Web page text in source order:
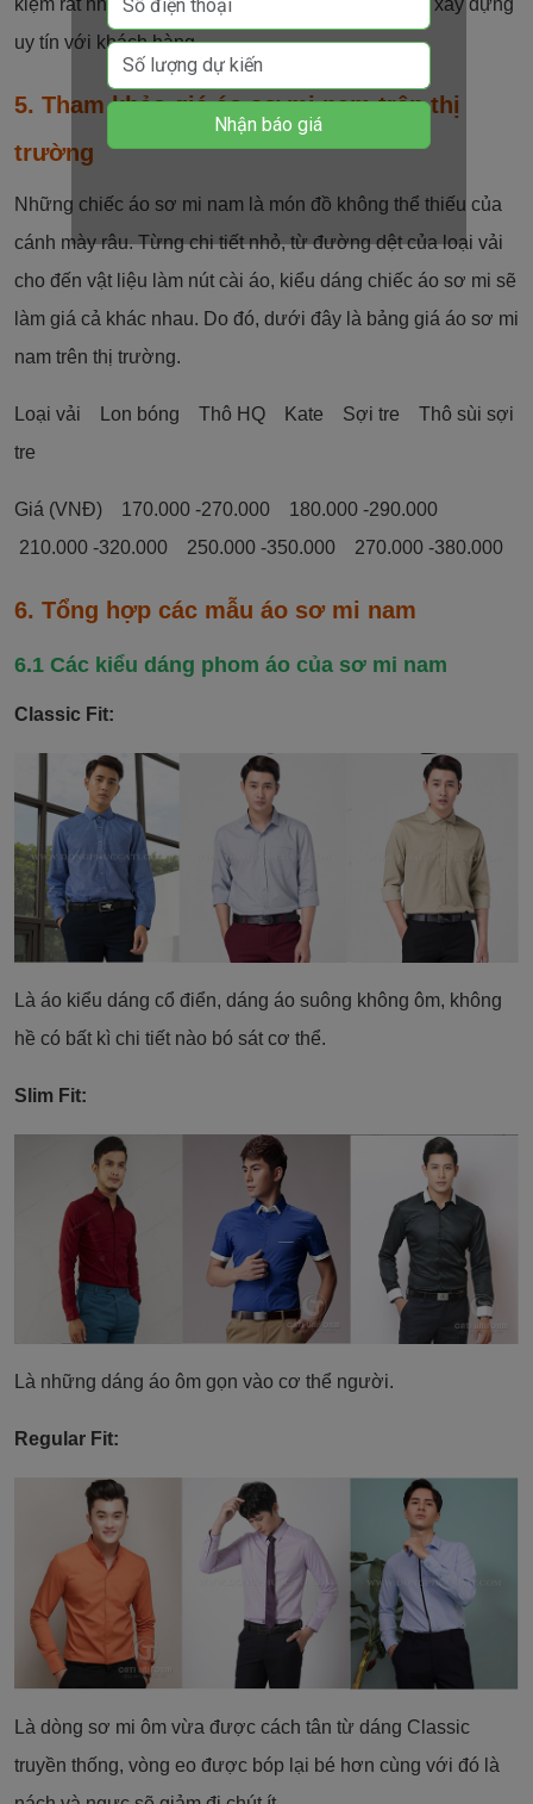
uy tín với khách hàng.
5. Tham khảo giá áo sơ mi nam trên thị
trường
Những chiếc áo sơ mi nam là món đồ không thể thiếu của
cánh mày râu. Từng chi tiết nhỏ, từ đường dệt của loại vải
cho đến vật liệu làm nút cài áo, kiểu dáng chiếc áo sơ mi sẽ
làm giá cả khác nhau. Do đó, dưới đây là bảng giá áo sơ mi
nam trên thị trường.
Loại vải Lon bóng Thô HQ Kate Sợi tre Thô sùi sợi
tre
Giá (VNĐ) 170.000 -270.000 180.000 -290.000
210.000 -320.000 250.000 -350.000 270.000 -380.000
6. Tổng hợp các mẫu áo sơ mi nam
6.1 Các kiểu dáng phom áo của sơ mi nam
Classic Fit:
Là áo kiểu dáng cổ điển, dáng áo suông không ôm, không
hề có bất kì chi tiết nào bó sát cơ thể.
Slim Fit:
Là những dáng áo ôm gọn vào cơ thể người.
Regular Fit:
Là dòng sơ mi ôm vừa được cách tân từ dáng Classic
truyền thống, vòng eo được bóp lại bé hơn cùng với đó là